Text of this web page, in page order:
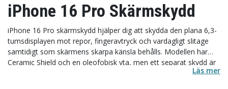
iPhone 16 Pro Skärmskydd
iPhone 16 Pro skärmskydd hjälper dig att skydda den plana 6,3-
tumsdisplayen mot repor, fingeravtryck och vardagligt slitage
samtidigt som skärmens skarpa känsla behålls. Modellen har
Ceramic Shield och en oleofobisk yta, men ett separat skydd är
enklare att byta när fickor, nycklar eller bordsskivor lämnarLäs mer